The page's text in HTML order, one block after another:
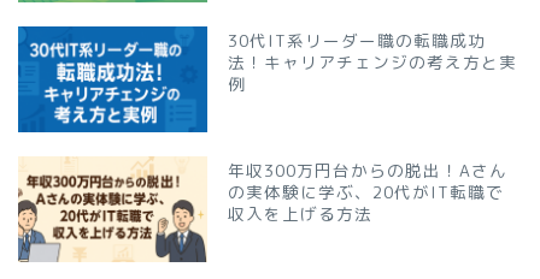
30代IT系リーダー職の転職成功
法！キャリアチェンジの考え方と実
例
年収300万円台からの脱出！Aさん
の実体験に学ぶ、20代がIT転職で
収入を上げる方法